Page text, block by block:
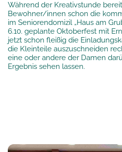
Während der Kreativstunde
Bewohner/innen schon die
im Seniorendomizil „Haus am
6.10. geplante Oktoberfest mit
jetzt schon fleißig die
die Kleinteile auszuschneiden
eine oder andere der Damen
Ergebnis sehen lassen.